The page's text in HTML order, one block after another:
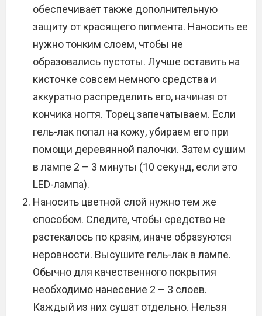
обеспечивает также дополнительную
защиту от красящего пигмента. Наносить ее
нужно тонким слоем, чтобы не
образовались пустоты. Лучше оставить на
кисточке совсем немного средства и
аккуратно распределить его, начиная от
кончика ногтя. Торец запечатываем. Если
гель-лак попал на кожу, убираем его при
помощи деревянной палочки. Затем сушим
в лампе 2 – 3 минуты (10 секунд, если это
LED-лампа).
Наносить цветной слой нужно тем же
способом. Следите, чтобы средство не
растекалось по краям, иначе образуются
неровности. Высушите гель-лак в лампе.
Обычно для качественного покрытия
необходимо нанесение 2 – 3 слоев.
Каждый из них сушат отдельно. Нельзя